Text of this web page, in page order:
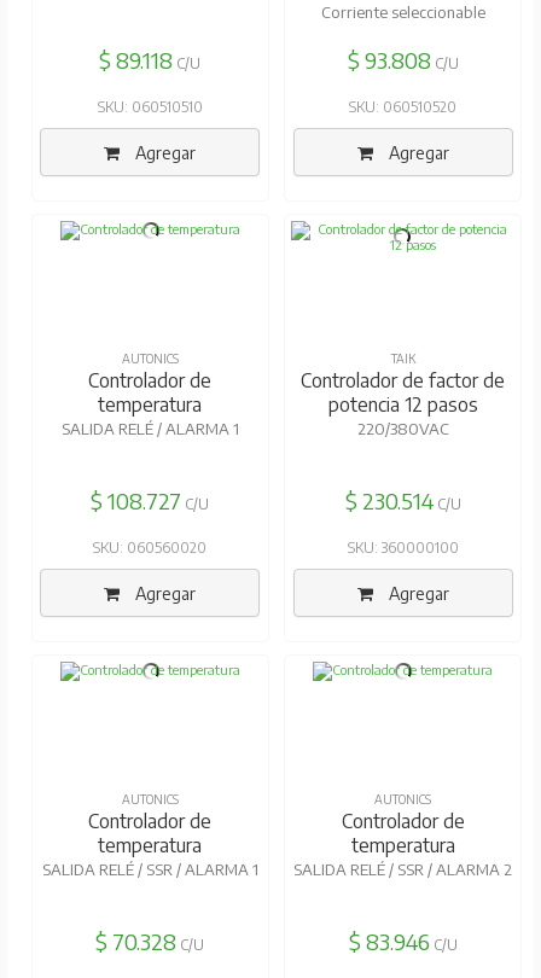
$ 89.118 C/U
SKU: 060510510
Agregar
Corriente seleccionable
$ 93.808 C/U
SKU: 060510520
Agregar
AUTONICS
Controlador de
temperatura
SALIDA RELÉ / ALARMA 1
$ 108.727 C/U
SKU: 060560020
Agregar
TAIK
Controlador de factor de
potencia 12 pasos
220/380VAC
$ 230.514C/U
SKU: 360000100
Agregar
AUTONICS
Controlador de
temperatura
SALIDA RELÉ / SSR / ALARMA 1
$ 70.328 C/U
AUTONICS
Controlador de
temperatura
SALIDA RELÉ / SSR / ALARMA 2
$ 83.946 C/U